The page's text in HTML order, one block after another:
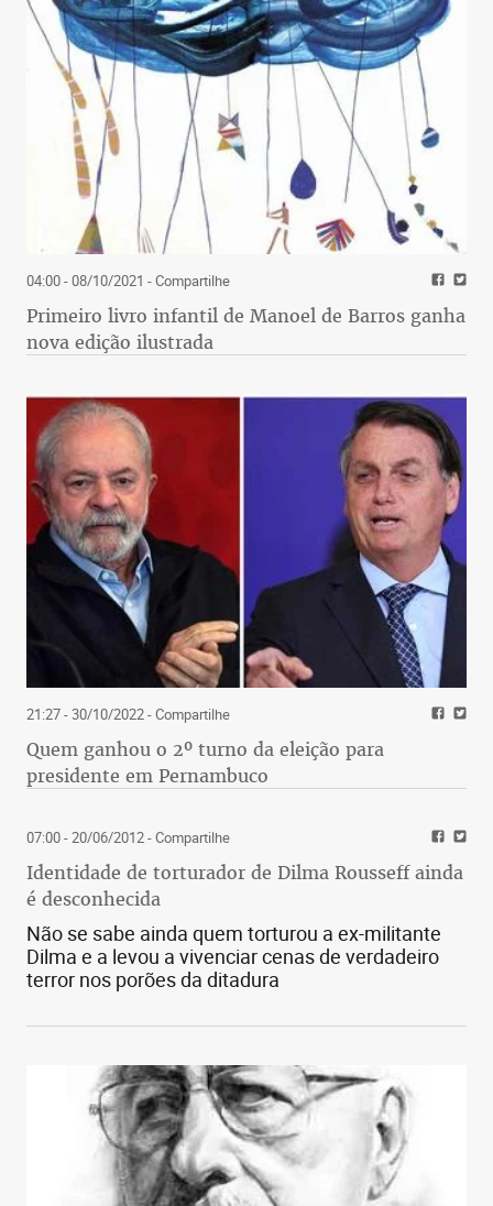
04:00 - 08/10/2021 - Compartilhe
Primeiro livro infantil de Manoel de Barros ganha
nova edição ilustrada
21:27 - 30/10/2022- Compartilhe
Quem ganhou o 2º turno da eleição para
presidente em Pernambuco
07:00 - 20/06/2012- Compartilhe
Identidade de torturador de Dilma Rousseff ainda
é desconhecida
Não se sabe ainda quem torturou a ex-militante
Dilma e a levou a vivenciar cenas de verdadeiro
terror nos porões da ditadura